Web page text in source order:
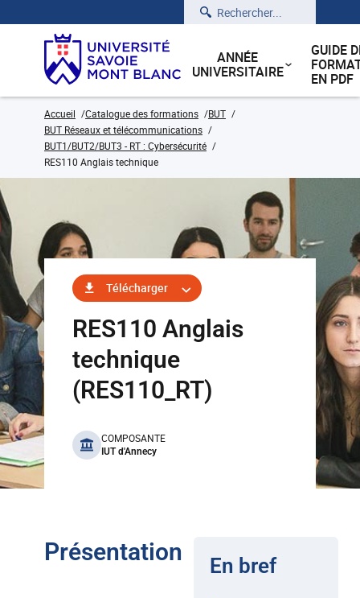
Rechercher
ANNÉE
UNIVERSITAIRE
GUIDE
EN PDF
Accueil Catalogue des formations
BUT
BUT Réseaux et télécommunications
BUT1/BUT2/BUT3 - RT : Cybersécurité
RES110 Anglais technique
Télécharger
RES110 Anglais
technique
(RES110_RT)
benefits
COMPOSANTE
IUT d'Annecy
Présentation En bref